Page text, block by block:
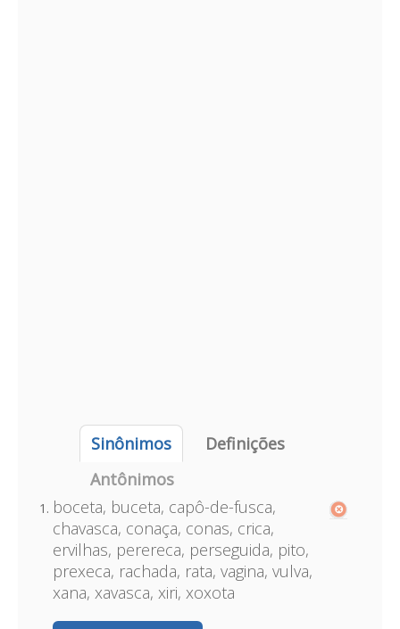
Sinônimos
Definições
Antônimos
boceta, buceta, capô-de-fusca,
chavasca, conaça, conas, crica,
ervilhas, perereca, perseguida, pito,
prexeca, rachada, rata, vagina, vulva,
xana, xavasca, xiri, xoxota